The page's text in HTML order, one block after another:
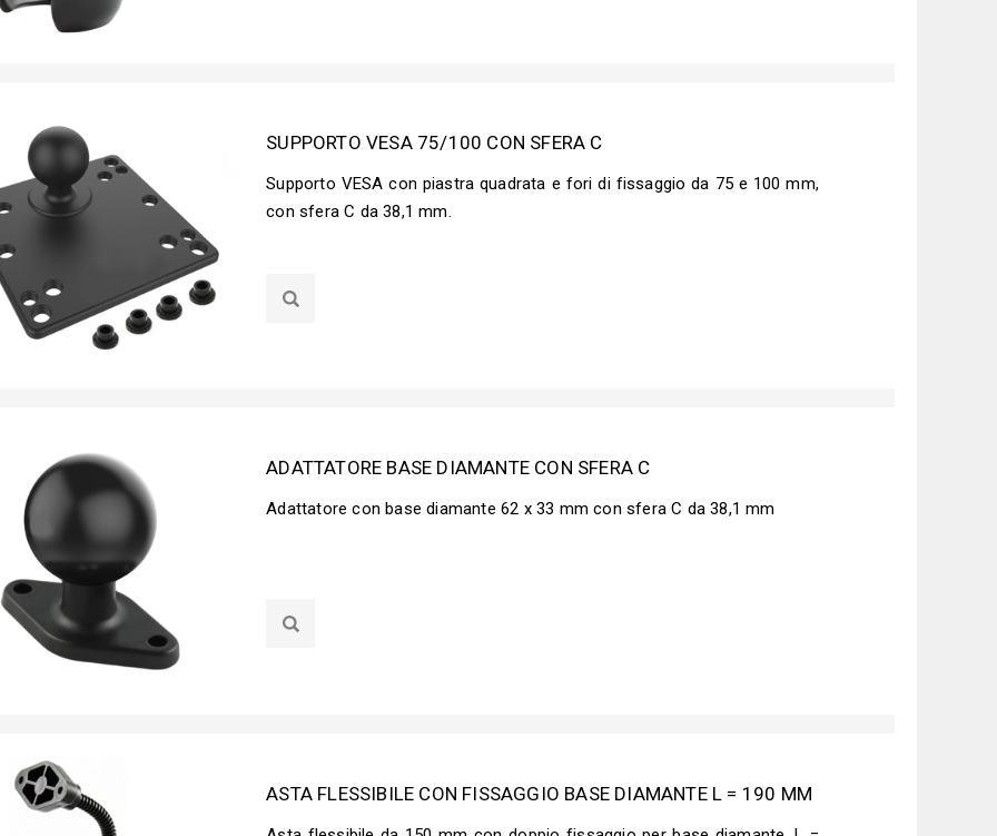
SUPPORTO VESA 75/100 CON SFERA C
Supporto VESA con piastra quadrata e fori di fissaggio da 75 e 100 mm,
con sfera C da 38,1 mm.
ADATTATORE BASE DIAMANTE CON SFERA C
Adattatore con base diamante 62 x 33 mm con sfera C da 38,1 mm
ASTA FLESSIBILE CON FISSAGGIO BASE DIAMANTE L = 190 MM